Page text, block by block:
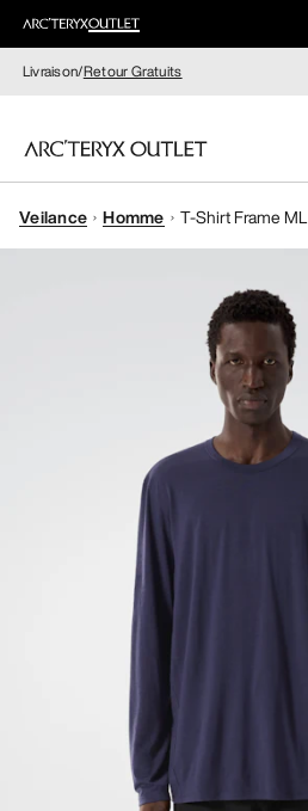
Livraison/Retour Gratuits
FEMME
Veilance Homme T-Shirt Frame ML